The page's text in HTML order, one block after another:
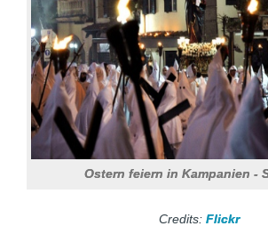
Ostern feiern in Kampanien -
Credits: Flickr